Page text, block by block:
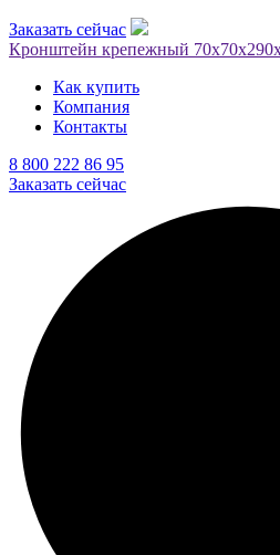
Заказать сейчас
Кронштейн крепежный
Как купить
Компания
Контакты
8 800 222 86 95
Заказать сейчас